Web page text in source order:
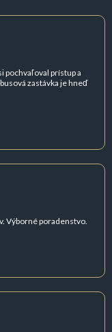
pochvaľoval prístup a
zastávka je hneď
Výborné poradenstvo.